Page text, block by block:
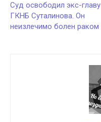
Суд освободил экс-главу
ГКНБ Суталинова. Он
неизлечимо болен раком